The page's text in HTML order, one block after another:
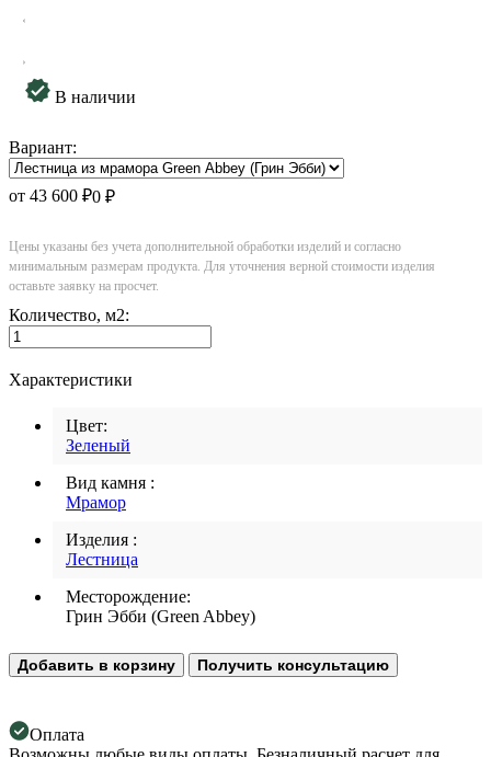
В наличии
Вариант:
от 43 600 ₽0 ₽
Цены указаны без учета дополнительной обработки изделий и согласно
минимальным размерам продукта. Для уточнения верной стоимости изделия
оставьте заявку на просчет.
Количество, м2:
Характеристики
Цвет:
Зеленый
Вид камня :
Мрамор
Изделия :
Лестница
Месторождение:
Грин Эбби (Green Abbey)
Добавить в корзину Получить консультацию
Оплата